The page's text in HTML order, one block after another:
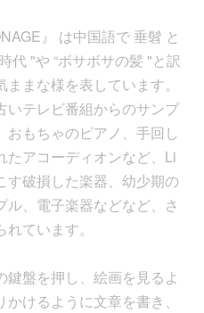
』 は中国語で 垂髫 と
代 "や “ボサボサの髪 "と訳
まな様を表しています。
いテレビ番組からのサンプ
おもちゃのピアノ、手回し
たアコーディオンなど、Li
す破損した楽器、幼少期の
ル、電子楽器などなど、さ
ています。
鍵盤を押し、絵画を見るよ
けるように文章を書き、